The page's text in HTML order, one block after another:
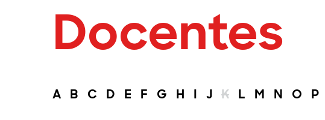
Docentes
A B C D E F G H I J K L M N O P